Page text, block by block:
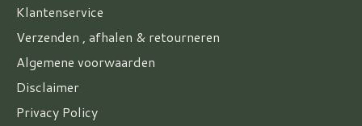
Klantenservice
Verzenden , afhalen & retourneren
Algemene voorwaarden
Disclaimer
Privacy Policy